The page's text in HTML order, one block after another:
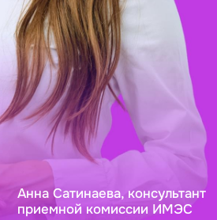
Анна Сатинаева, консультант
приемной комиссии ИМЭС